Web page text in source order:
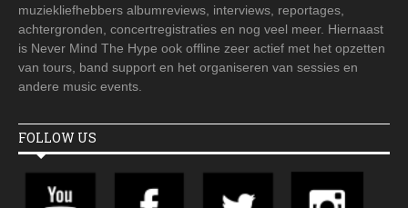
muziekliefhebbers albumreviews, interviews, reportages,
achtergronden, concertregistraties en nog veel meer. Hiernaast
is Never Mind The Hype ook offline zeer actief met het opzetten
van tours, band support en het organiseren van sessies en
andere music events.
FOLLOW US